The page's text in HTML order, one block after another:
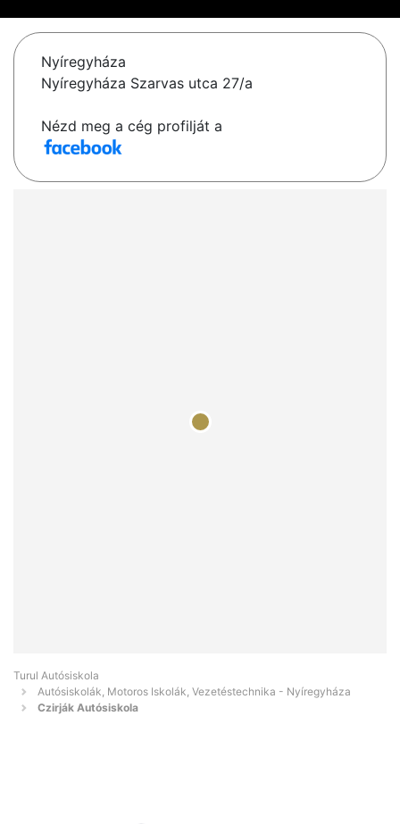
Nyíregyháza
Nyíregyháza Szarvas utca 27/a
Nézd meg a cég profilját a
Turul Autósiskola
Autósiskolák, Motoros Iskolák, Vezetéstechnika - Nyíregyháza
Czirják Autósiskola